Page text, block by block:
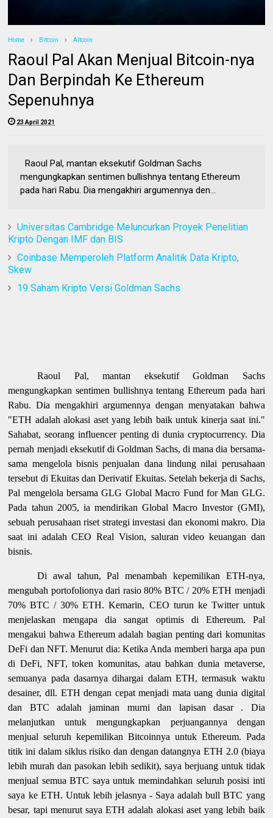
Home Bitcoin Altcoin
Raoul Pal Akan Menjual Bitcoin-nya
Dan Berpindah Ke Ethereum
Sepenuhnya
23 April 2021
Raoul Pal, mantan eksekutif Goldman Sachs
mengungkapkan sentimen bullishnya tentang Ethereum
pada hari Rabu. Dia mengakhiri argumennya den...
Universitas Cambridge Meluncurkan Proyek Penelitian
Kripto Dengan IMF dan BIS
Coinbase Memperoleh Platform Analitik Data Kripto,
Skew
19 Saham Kripto Versi Goldman Sachs
Raoul Pal, mantan eksekutif Goldman Sachs
mengungkapkan sentimen bullishnya tentang Ethereum pada hari
Rabu. Dia mengakhiri argumennya dengan menyatakan bahwa
"ETH adalah alokasi aset yang lebih baik untuk kinerja saat ini."
Sahabat, seorang influencer penting di dunia cryptocurrency. Dia
pernah menjadi eksekutif di Goldman Sachs, di mana dia bersama-
sama mengelola bisnis penjualan dana lindung nilai perusahaan
tersebut di Ekuitas dan Derivatif Ekuitas. Setelah bekerja di Sachs,
Pal mengelola bersama GLG Global Macro Fund for Man GLG.
Pada tahun 2005, ia mendirikan Global Macro Investor (GMI),
sebuah perusahaan riset strategi investasi dan ekonomi makro. Dia
saat ini adalah CEO Real Vision, saluran video keuangan dan
bisnis.
Di awal tahun, Pal menambah kepemilikan ETH-nya,
mengubah portofolionya dari rasio 80% BTC / 20% ETH menjadi
70% BTC / 30% ETH. Kemarin, CEO turun ke Twitter untuk
menjelaskan mengapa dia sangat optimis di Ethereum. Pal
mengakui bahwa Ethereum adalah bagian penting dari komunitas
DeFi dan NFT. Menurut dia: Ketika Anda memberi harga apa pun
di DeFi, NFT, token komunitas, atau bahkan dunia metaverse,
semuanya pada dasarnya dihargai dalam ETH, termasuk waktu
desainer, dll. ETH dengan cepat menjadi mata uang dunia digital
dan BTC adalah jaminan murni dan lapisan dasar . Dia
melanjutkan untuk mengungkapkan perjuangannya dengan
menjual seluruh kepemilikan Bitcoinnya untuk Ethereum. Pada
titik ini dalam siklus risiko dan dengan datangnya ETH 2.0 (biaya
lebih murah dan pasokan lebih sedikit), saya berjuang untuk tidak
menjual semua BTC saya untuk memindahkan seluruh posisi inti
saya ke ETH. Untuk lebih jelasnya - Saya adalah bull BTC yang
besar, tapi menurut saya ETH adalah alokasi aset yang lebih baik